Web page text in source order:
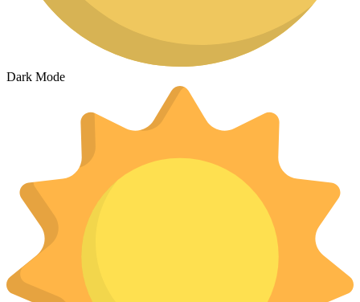
Dark Mode